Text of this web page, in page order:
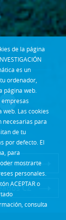
de la página
es un
ordenador,
página web.
Las cookies
necesarias para
de tu
por defecto. El
para
mostrarte
personales.
ACEPTAR o
consulta
Intranet
CZ